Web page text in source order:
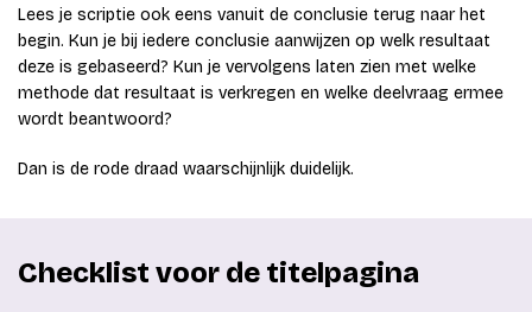
Lees je scriptie ook eens vanuit de conclusie terug naar het
begin. Kun je bij iedere conclusie aanwijzen op welk resultaat
deze is gebaseerd? Kun je vervolgens laten zien met welke
methode dat resultaat is verkregen en welke deelvraag ermee
wordt beantwoord?
Dan is de rode draad waarschijnlijk duidelijk.
Checklist voor de titelpagina